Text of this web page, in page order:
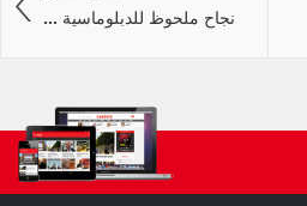
نجاح ملحوظ للدبلوماسية ...